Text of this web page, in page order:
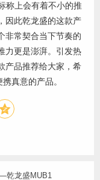
称上会有着不小的推
因此乾龙盛的这款产
非常契合当下节奏的
力更是澎湃。引发热
产品推荐给大家，希
真意的产品。
乾龙盛MUB1